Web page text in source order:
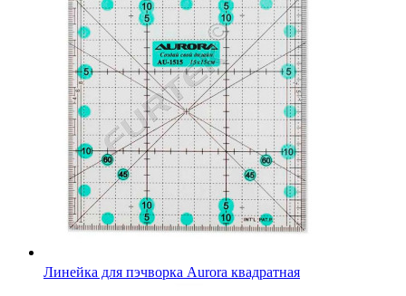
Линейка для пэчворка Aurora квадратная